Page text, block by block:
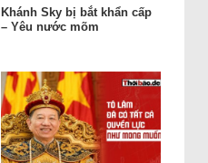
Khánh Sky bị bắt khẩn cấp
– Yêu nước mõm